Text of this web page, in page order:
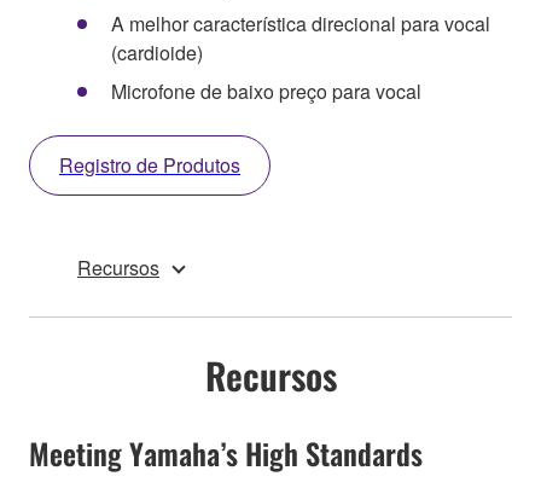
A melhor característica direcional para vocal
(cardioide)
Microfone de baixo preço para vocal
Registro de Produtos
Recursos
Recursos
Meeting Yamaha’s High Standards